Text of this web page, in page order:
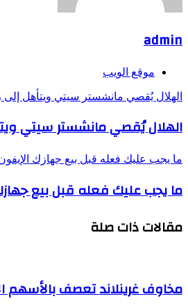
admin
موقع الويب
الهلال يُقصي مانشستر سيتي ويتأهل إلى
الهلال يُقصي مانشستر سيتي
ما يجب عليك فعله قبل بيع جهازك الإيفون
ما يجب عليك فعله قبل بيع جهازك
مقالات ذات صلة
مخاوف غرينلاند تعصف بالأسهم